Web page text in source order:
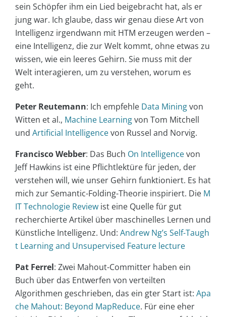
sein Schöpfer ihm ein Lied beigebracht hat, als er
jung war. Ich glaube, dass wir genau diese Art von
Intelligenz irgendwann mit HTM erzeugen werden –
eine Intelligenz, die zur Welt kommt, ohne etwas zu
wissen, wie ein leeres Gehirn. Sie muss mit der
Welt interagieren, um zu verstehen, worum es
geht.
Peter Reutemann: Ich empfehle Data Miningvon
Witten et al., Machine Learningvon Tom Mitchell
und Artificial Intelligencevon Russel and Norvig.
Francisco Webber: Das Buch On Intelligencevon
Jeff Hawkins ist eine Pflichtlektüre für jeden, der
verstehen will, wie unser Gehirn funktioniert. Es hat
mich zur Semantic-Folding-Theorie inspiriert. Die M
IT Technologie Review ist eine Quelle für gut
recherchierte Artikel über maschinelles Lernen und
Künstliche Intelligenz. Und: Andrew Ng’s Self-Taugh
t Learning and Unsupervised Feature lecture
Pat Ferrel: Zwei Mahout-Committer haben ein
Buch über das Entwerfen von verteilten
Algorithmen geschrieben, das ein gter Start ist: Apa
che Mahout: Beyond MapReduce. Für eine eher